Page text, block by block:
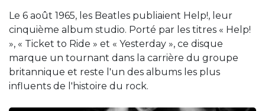
Le 6 août 1965, les Beatles publiaient Help!, leur
cinquième album studio. Porté par les titres « Help!
», « Ticket to Ride » et « Yesterday », ce disque
marque un tournant dans la carrière du groupe
britannique et reste l'un des albums les plus
influents de l'histoire du rock.